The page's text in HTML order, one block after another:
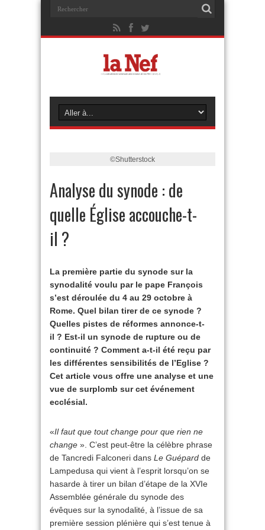
©Shutterstock
Analyse du synode : de
quelle Église accouche-t-
il ?
La première partie du synode sur la
synodalité voulu par le pape François
s’est déroulée du 4 au 29 octobre à
Rome. Quel bilan tirer de ce synode ?
Quelles pistes de réformes annonce-t-
il ? Est-il un synode de rupture ou de
continuité ? Comment a-t-il été reçu par
les différentes sensibilités de l’Eglise ?
Cet article vous offre une analyse et une
vue de surplomb sur cet événement
ecclésial.
«Il faut que tout change pour que rien ne
change ». C’est peut-être la célèbre phrase
de Tancredi Falconeri dans Le Guépard de
Lampedusa qui vient à l’esprit lorsqu’on se
hasarde à tirer un bilan d’étape de la XVIe
Assemblée générale du synode des
évêques sur la synodalité, à l’issue de sa
première session plénière qui s’est tenue à